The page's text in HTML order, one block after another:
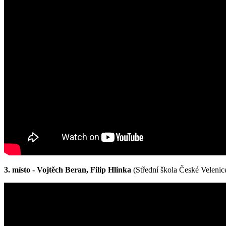
3. místo - Vojtěch Beran, Filip Hlinka (Střední škola České